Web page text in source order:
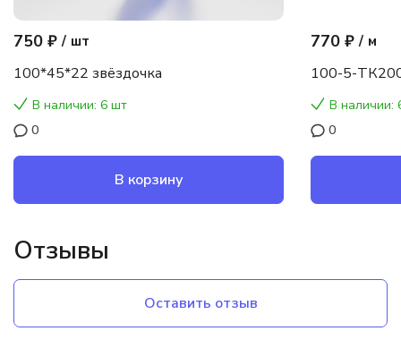
750 ₽ / шт
100*45*22 звёздочка
В наличии: 6 шт
0
В корзину
770 ₽ / м
100-5-
В наличии:
0
Отзывы
Оставить отзыв